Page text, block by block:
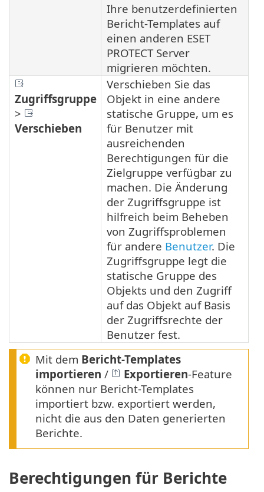
Ihre benutzerdefinierten
Bericht-Templates auf
einen anderen ESET
PROTECT Server
migrieren möchten.
Zugriffsgruppe
>
Verschieben
Verschieben Sie das
Objekt in eine andere
statische Gruppe, um es
für Benutzer mit
ausreichenden
Berechtigungen für die
Zielgruppe verfügbar zu
machen. Die Änderung
der Zugriffsgruppe ist
hilfreich beim Beheben
von Zugriffsproblemen
für andere Benutzer. Die
Zugriffsgruppe legt die
statische Gruppe des
Objekts und den Zugriff
auf das Objekt auf Basis
der Zugriffsrechte der
Benutzer fest.
Mit dem Bericht-Templates
importieren / Exportieren-Feature
können nur Bericht-Templates
importiert bzw. exportiert werden,
nicht die aus den Daten generierten
Berichte.
Berechtigungen für Berichte